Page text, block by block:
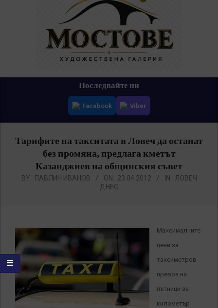
Последвайте ни
Facebook Viber
Тарифите на такситата в Ловеч да останат
без промяна, предлага кметът
Казанджиев на общинския съвет
BY: ПАВЛИН ИВАНОВ ON: 23.04.2012 IN: ЛОВЕЧ
ДНЕС
Максималните
цени за
таксиметров
превоз на
пътници за
километър